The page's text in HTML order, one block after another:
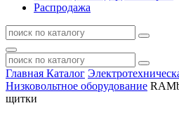
Распродажа
Главная Каталог
Низковольтное оборудование
щитки